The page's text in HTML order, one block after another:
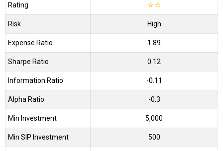
Rating ☆☆
Risk High
Expense Ratio 1.89
Sharpe Ratio 0.12
Information Ratio -0.11
Alpha Ratio -0.3
Min Investment 5,000
Min SIP Investment 500